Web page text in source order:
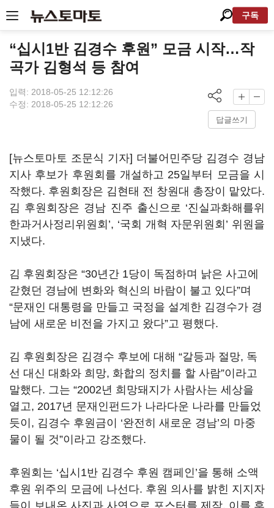
구독
“십시1반 김경수 후원” 모금 시작…작
곡가 김형석 등 참여
입력: 2018-05-25 12:12:26
수정: 2018-05-25 12:12:26
답글쓰기
[뉴스토마토 조문식 기자] 더불어민주당 김경수 경남
지사 후보가 후원회를 개설하고 25일부터 모금을 시
작했다. 후원회장은 김현태 전 창원대 총장이 맡았다.
김 후원회장은 경남 진주 출신으로 ‘진실과화해를위
한과거사정리위원회’, ‘국회 개혁 자문위원회’ 위원을
지냈다.
김 후원회장은 “30년간 1당이 독점하며 낡은 사고에
갇혔던 경남에 변화와 혁신의 바람이 불고 있다”며
“문재인 대통령을 만들고 국정을 설계한 김경수가 경
남에 새로운 비전을 가지고 왔다”고 평했다.
김 후원회장은 김경수 후보에 대해 “갈등과 절망, 독
선 대신 대화와 희망, 화합의 정치를 할 사람”이라고
말했다. 그는 “2002년 희망돼지가 사람사는 세상을
열고, 2017년 문재인펀드가 나라다운 나라를 만들었
듯이, 김경수 후원금이 ‘완전히 새로운 경남’의 마중
물이 될 것”이라고 강조했다.
후원회는 ‘십시1반 김경수 후원 캠페인’을 통해 소액
후원 위주의 모금에 나선다. 후원 의사를 밝힌 지지자
들이 보내온 사진과 사연으로 포스터를 제작, 이를 후